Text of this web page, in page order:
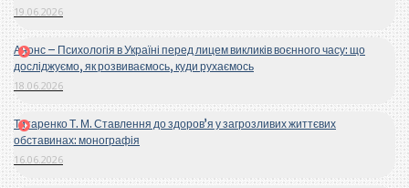
19.06.2026
Анонс – Психологія в Україні перед лицем викликів воєнного часу: що
досліджуємо, як розвиваємось, куди рухаємось
18.06.2026
Титаренко Т. М. Ставлення до здоров’я у загрозливих життєвих
обставинах: монографія
16.06.2026